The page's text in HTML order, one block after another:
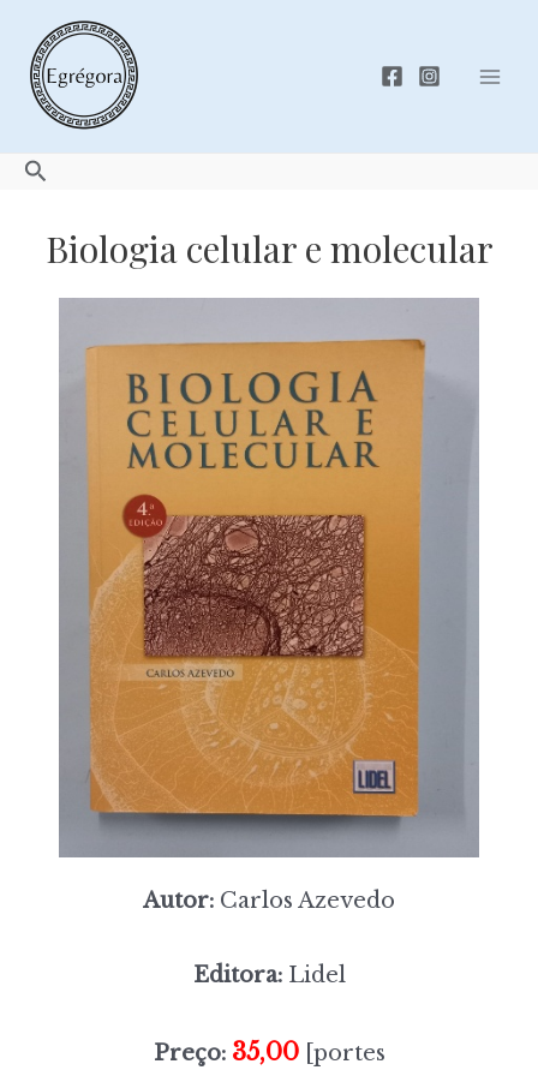
content
Search
Biologia celular e molecular
Autor: Carlos Azevedo
Editora:Lidel
Preço: 35,00[portes